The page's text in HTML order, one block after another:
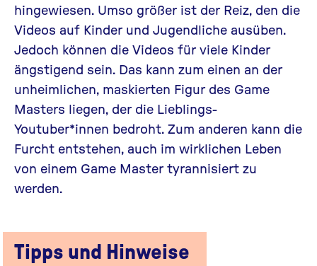
hingewiesen. Umso größer ist der Reiz, den die
Videos auf Kinder und Jugendliche ausüben.
Jedoch können die Videos für viele Kinder
ängstigend sein. Das kann zum einen an der
unheimlichen, maskierten Figur des Game
Masters liegen, der die Lieblings-
Youtuber*innen bedroht. Zum anderen kann die
Furcht entstehen, auch im wirklichen Leben
von einem Game Master tyrannisiert zu
werden.
Tipps und Hinweise